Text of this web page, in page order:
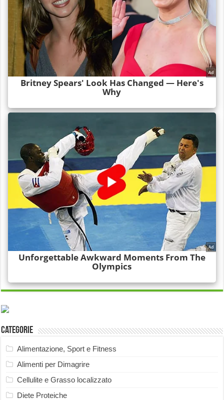
Categorie
Alimentazione, Sport e Fitness
Alimenti per Dimagrire
Cellulite e Grasso localizzato
Diete Proteiche